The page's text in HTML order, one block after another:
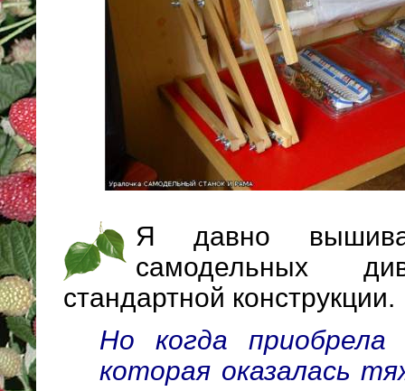
Я давно
самодельных
стандартной конструкции.
Но когда приобрела
которая оказалась